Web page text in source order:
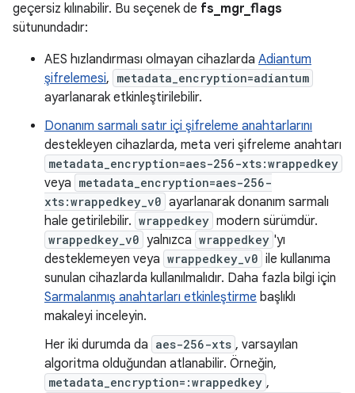
geçersiz kılınabilir. Bu seçenek de fs_mgr_flags
sütunundadır:
AES hızlandırması olmayan cihazlarda Adiantum
şifrelemesi, metadata_encryption=adiantum
ayarlanarak etkinleştirilebilir.
Donanım sarmalı satır içi şifreleme anahtarlarını
destekleyen cihazlarda, meta veri şifreleme anahtarı
metadata_encryption=aes-256-xts:wrappedkey
veya metadata_encryption=aes-256-
xts:wrappedkey_v0 ayarlanarak donanım sarmalı
hale getirilebilir. wrappedkey modern sürümdür.
wrappedkey_v0 yalnızca wrappedkey 'yı
desteklemeyen veya wrappedkey_v0 ile kullanıma
sunulan cihazlarda kullanılmalıdır. Daha fazla bilgi için
Sarmalanmış anahtarları etkinleştirme başlıklı
makaleyi inceleyin.
Her iki durumda da aes-256-xts , varsayılan
algoritma olduğundan atlanabilir. Örneğin,
metadata_encryption=:wrappedkey ,